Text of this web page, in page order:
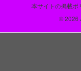
本サイトの掲載ポ
© 2026